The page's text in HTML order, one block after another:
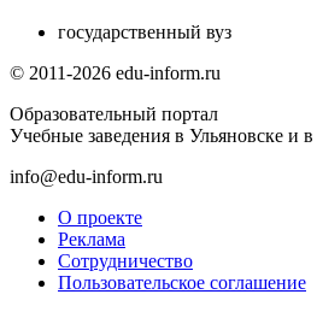
государственный вуз
© 2011-2026 edu-inform.ru
Образовательный портал
Учебные заведения в Ульяновске и
info@edu-inform.ru
О проекте
Реклама
Сотрудничество
Пользовательское соглашение